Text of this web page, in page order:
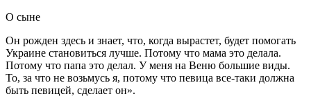
О сыне
Он рожден здесь и знает, что, когда вырастет, будет помогать
Украине становиться лучше. Потому что мама это делала.
Потому что папа это делал. У меня на Веню большие виды.
То, за что не возьмусь я, потому что певица все-таки должна
быть певицей, сделает он».